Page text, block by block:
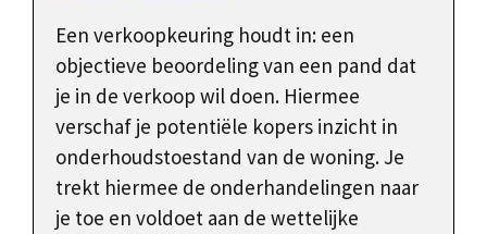
Een verkoopkeuring houdt in: een
objectieve beoordeling van een pand dat
je in de verkoop wil doen. Hiermee
verschaf je potentiële kopers inzicht in
onderhoudstoestand van de woning. Je
trekt hiermee de onderhandelingen naar
je toe en voldoet aan de wettelijke